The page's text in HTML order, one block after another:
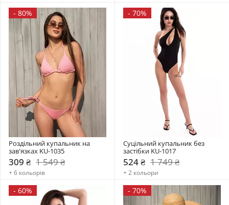
- 80%
Роздільний купальник на
зав'язках KU-1035
309 ₴ 1 549 ₴
+ 6 кольорів
- 70%
Суцільний купальник без
застібки KU-1017
524 ₴ 1 749 ₴
+ 2 кольори
- 60% - 70%